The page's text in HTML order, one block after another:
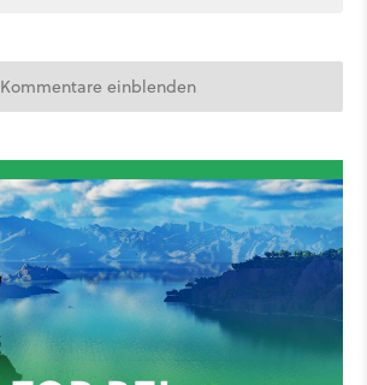
Kommentare einblenden